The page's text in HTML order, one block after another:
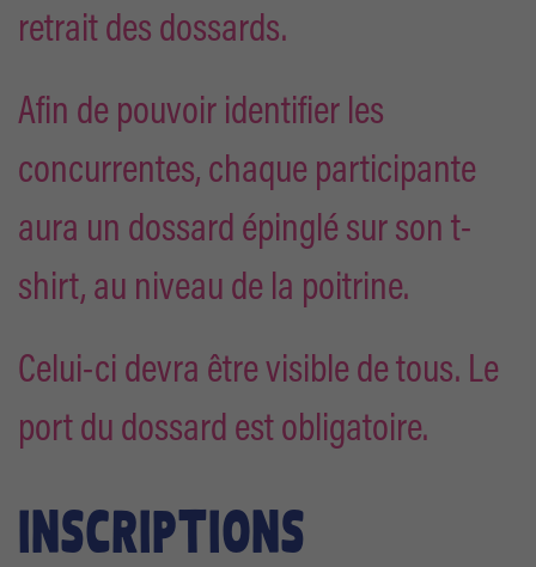
retrait des dossards.
Afin de pouvoir identifier les
concurrentes, chaque participante
aura un dossard épinglé sur son t-
shirt, au niveau de la poitrine.
Celui-ci devra être visible de tous. Le
port du dossard est obligatoire.
INSCRIPTIONS